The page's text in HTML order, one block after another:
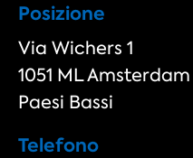
Posizione
Via Wichers 1
1051 ML Amsterdam
Paesi Bassi
Telefono